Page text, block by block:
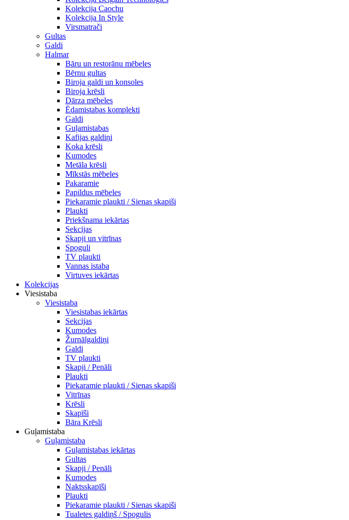
Kolekcija Caochu
Kolekcija In Style
Virsmatrači
Gultas
Galdi
Halmar
Bāru un restorānu mēbeles
Bērnu gultas
Biroja galdi un konsoles
Biroja krēsli
Dārza mēbeles
Ēdamistabas komplekti
Galdi
Guļamistabas
Kafijas galdiņi
Koka krēsli
Kumodes
Metāla krēsli
Mīkstās mēbeles
Pakaramie
Papildus mēbeles
Piekaramie plaukti / Sienas skapiši
Plaukti
Priekšnama iekārtas
Sekcijas
Skapji un vitrīnas
Spoguli
TV plaukti
Vannas istaba
Virtuves iekārtas
Kolekcijas
Viesistaba
Viesistaba
Viesistabas iekārtas
Sekcijas
Kumodes
Žurnālgaldiņi
Galdi
TV plaukti
Skapji / Penāli
Plaukti
Piekaramie plaukti / Sienas skapiši
Vitrīnas
Krēsli
Skapīši
Bāra Krēsli
Guļamistaba
Guļamistaba
Guļamistabas iekārtas
Gultas
Skapji / Penāli
Kumodes
Naktsskapīši
Plaukti
Piekaramie plaukti / Sienas skapiši
Tualetes galdiņš / Spogulis